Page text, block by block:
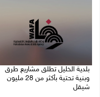
بلدية الخليل تطلق مشاريع طرق
وبنية تحتية بأكثر من 28 مليون
شيقل